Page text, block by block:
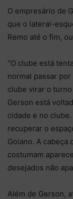
O empresário de
que o lateral-
Remo até o fim,
“O clube está
normal passar
clube virar o
Gerson está
cidade e no
recuperar o
Goiano. A cabeça
costumam
desejados não
Além de Gerson,